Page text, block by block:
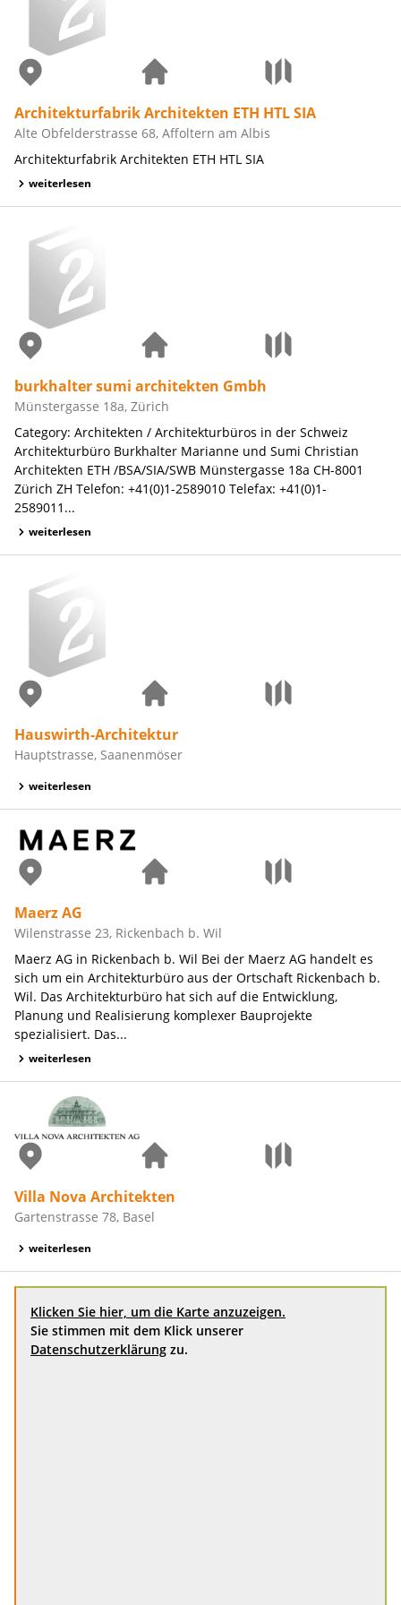
Architekturfabrik Architekten ETH HTL SIA
Alte Obfelderstrasse 68, Affoltern am Albis
Architekturfabrik Architekten ETH HTL SIA
weiterlesen
burkhalter sumi architekten Gmbh
Münstergasse 18a, Zürich
Category: Architekten / Architekturbüros in der Schweiz
Architekturbüro Burkhalter Marianne und Sumi Christian
Architekten ETH /BSA/SIA/SWB Münstergasse 18a CH-8001
Zürich ZH Telefon: +41(0)1-2589010 Telefax: +41(0)1-
2589011...
weiterlesen
Hauswirth-Architektur
Hauptstrasse, Saanenmöser
weiterlesen
Maerz AG
Wilenstrasse 23, Rickenbach b. Wil
Maerz AG in Rickenbach b. Wil Bei der Maerz AG handelt es
sich um ein Architekturbüro aus der Ortschaft Rickenbach b.
Wil. Das Architekturbüro hat sich auf die Entwicklung,
Planung und Realisierung komplexer Bauprojekte
spezialisiert. Das...
weiterlesen
Villa Nova Architekten
Gartenstrasse 78, Basel
weiterlesen
Klicken Sie hier, um die Karte anzuzeigen.
Sie stimmen mit dem Klick unserer
Datenschutzerklärung zu.